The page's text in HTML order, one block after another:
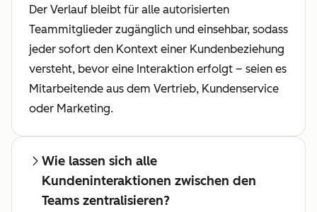
Der Verlauf bleibt für alle autorisierten
Teammitglieder zugänglich und einsehbar, sodass
jeder sofort den Kontext einer Kundenbeziehung
versteht, bevor eine Interaktion erfolgt – seien es
Mitarbeitende aus dem Vertrieb, Kundenservice
oder Marketing.
Wie lassen sich alle
Kundeninteraktionen zwischen den
Teams zentralisieren?